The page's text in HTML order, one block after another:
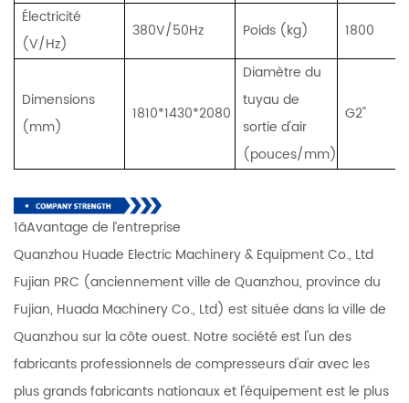
Électricité
(V/Hz)
380V/50Hz Poids (kg) 1800
Dimensions
(mm)
1810*1430*2080
Diamètre du
tuyau de
sortie d'air
(pouces/mm)
G2''
1ãAvantage de l’entreprise
Quanzhou Huade Electric Machinery & Equipment Co., Ltd
Fujian PRC (anciennement ville de Quanzhou, province du
Fujian, Huada Machinery Co., Ltd) est située dans la ville de
Quanzhou sur la côte ouest. Notre société est l'un des
fabricants professionnels de compresseurs d'air avec les
plus grands fabricants nationaux et l'équipement est le plus